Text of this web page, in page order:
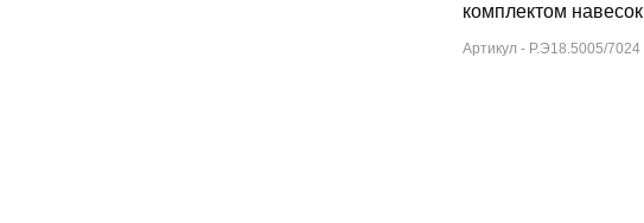
комплектом навесок
Артикул - Р.Э18.5005/7024